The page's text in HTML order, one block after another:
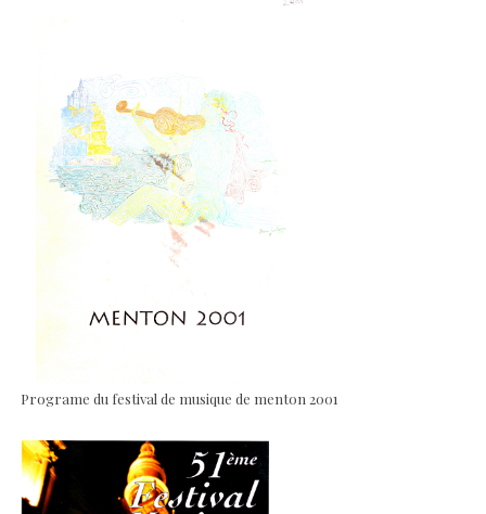
Programe du festival de musique de menton 2001